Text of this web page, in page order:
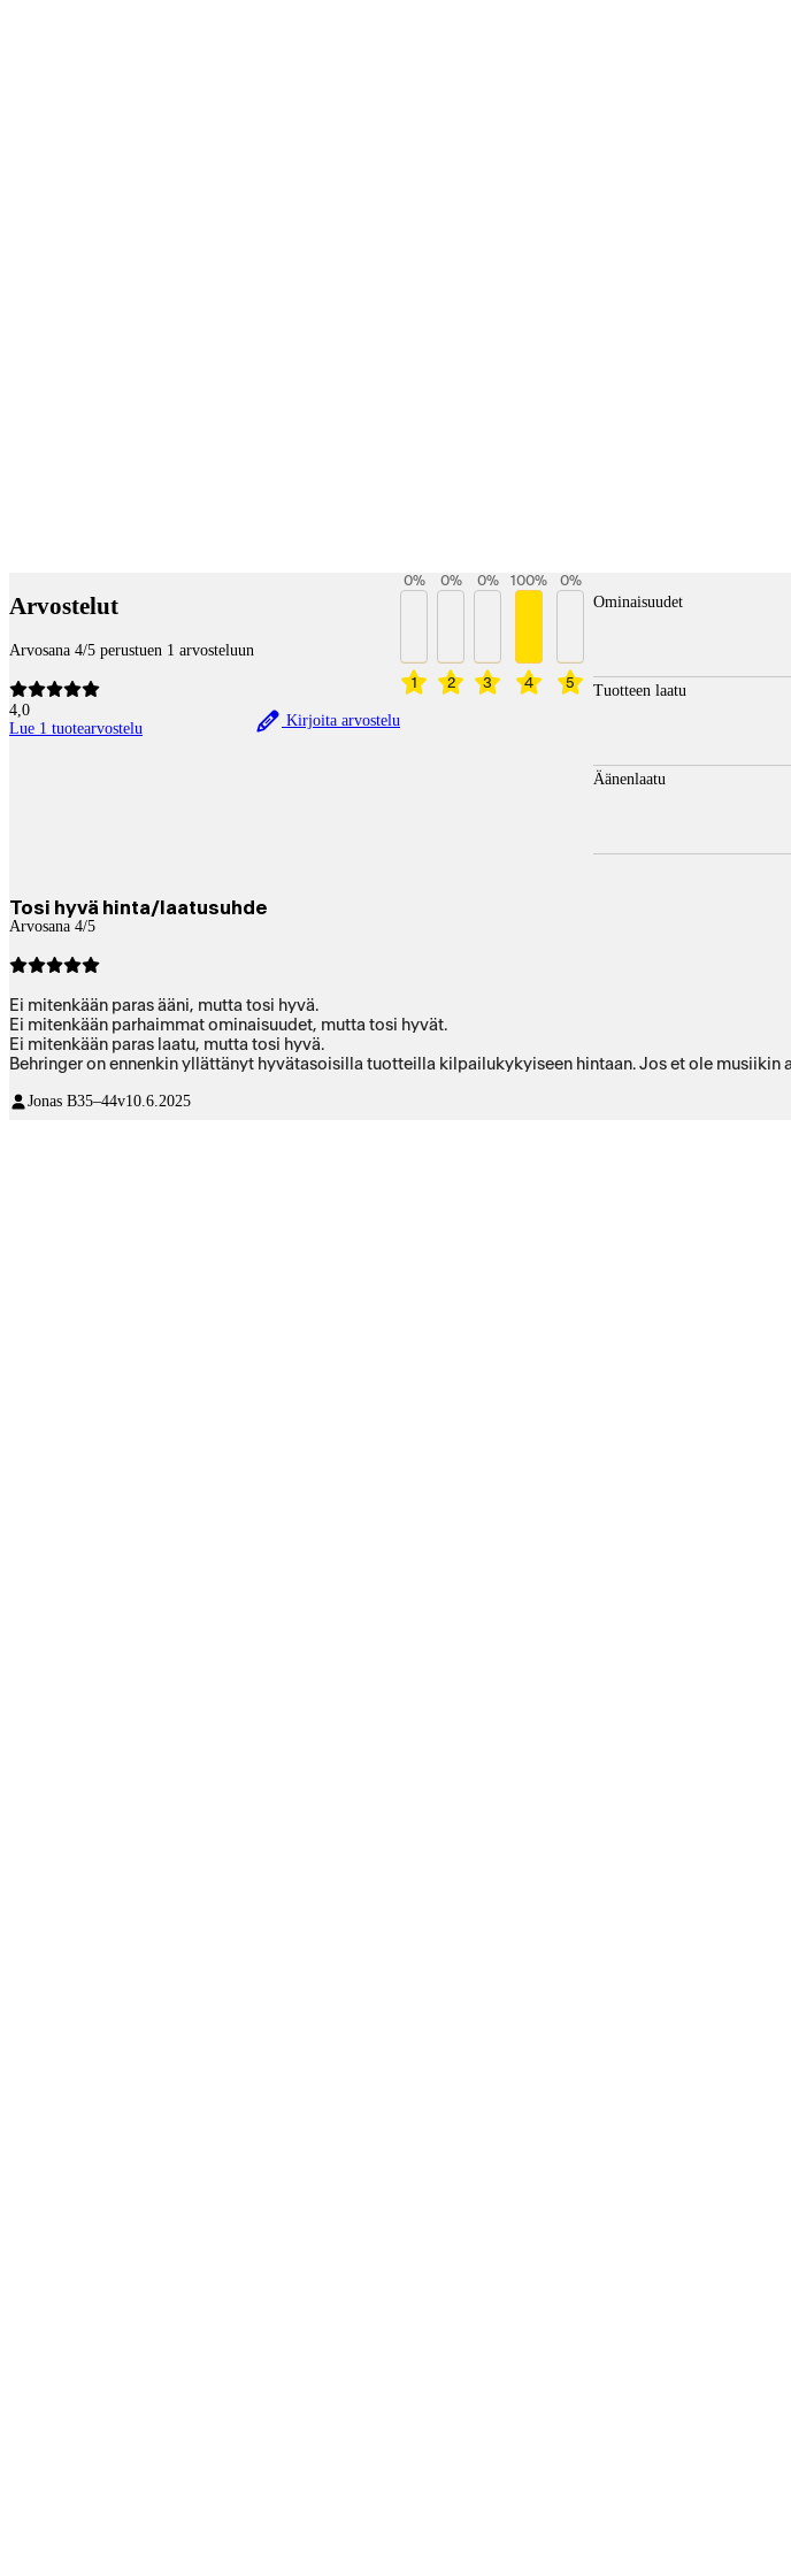
Arvostelut
Arvosana 4/5 perustuen 1 arvosteluun
4,0
Lue 1 tuotearvostelu
Kirjoita arvostelu
1
0%
2
0%
3
0%
4
100%
5
0%
Ominaisuudet
Tuotteen laatu
Äänenlaatu
Tosi hyvä hinta/laatusuhde
Arvosana 4/5
Ei mitenkään paras ääni, mutta tosi hyvä.
Ei mitenkään parhaimmat ominaisuudet, mutta tosi hyvät.
Ei mitenkään paras laatu, mutta tosi hyvä.
Behringer on ennenkin yllättänyt hyvätasoisilla tuotteilla kilpailukykyiseen hintaan. Jos et ole
Jonas B35–44v10.6.2025